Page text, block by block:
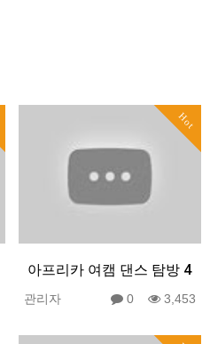
Hot
아프리카 여캠 댄스 탐방 4
관리자 0 3,453